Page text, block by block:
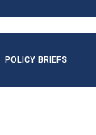
POLICY BRIEFS